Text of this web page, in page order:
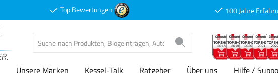
Top Bewertungen 100 Jahre
Unsere Marken Kessel-Talk Ratgeber Über uns Hilfe /